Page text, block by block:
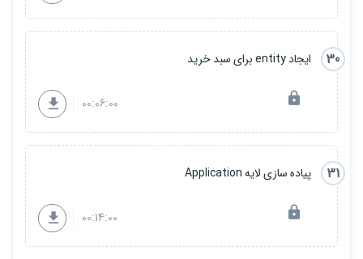
30 ایجاد entity برای سبد خرید
00:06:00
31 پیاده سازی لایه Application
00:14:00